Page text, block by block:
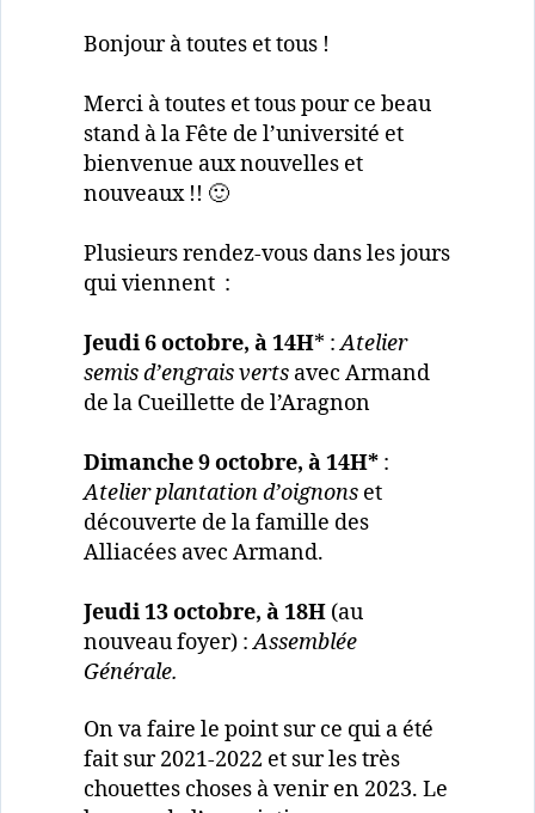
Bonjour à toutes et tous !
Merci à toutes et tous pour ce beau
stand à la Fête de l’université et
bienvenue aux nouvelles et
nouveaux !! 🙂
Plusieurs rendez-vous dans les jours
qui viennent :
Jeudi 6 octobre, à 14H* :Atelier
semis d’engrais verts avec Armand
de la Cueillette de l’Aragnon
Dimanche 9 octobre, à 14H* :
Atelier plantation d’oignons et
découverte de la famille des
Alliacées avec Armand.
Jeudi 13 octobre, à 18H (au
nouveau foyer) :Assemblée
Générale.
On va faire le point sur ce qui a été
fait sur 2021-2022 et sur les très
chouettes choses à venir en 2023. Le